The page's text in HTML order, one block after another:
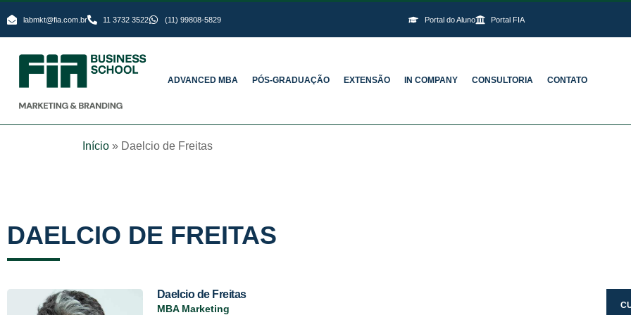
labmkt@fia.com.br 11 3732 3522 (11) 99808-5829 Portal do Aluno Portal FIA
ADVANCED MBA PÓS-GRADUAÇÃO EXTENSÃO IN COMPANY CONSULTORIA CONTATO
Início » Daelcio de Freitas
DAELCIO DE FREITAS
Daelcio de Freitas
MBA Marketing